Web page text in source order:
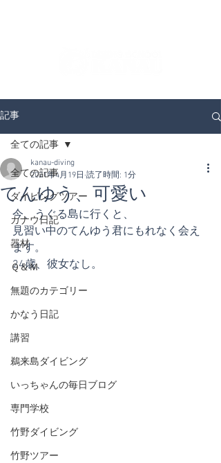
記事
全ての記事
ダイビングツアー
カナウ日記
器材
Ｑ＆Ｍ
無題のカテゴリー
かなう日記
講習
鵜来島ダイビング
いっちゃんの毎日ブログ
専門学校
竹野ダイビング
竹野ツアー
全ての記事
てんゆう、可愛い
kanau-diving
2021年4月19日 読了時間: 1分
今、うぐる島に行くと、
見習い中のてんゆう君にもれなく会え
ます。
24歳、彼女なし。